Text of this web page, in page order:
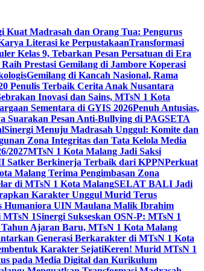
Kuat Madrasah dan Orang Tua: Pengurus
Literasi ke PerpustakaanTransformasi
Kelas 9, Tebarkan Pesan Persatuan di Era
Prestasi Gemilang di Jambore Koperasi
Gemilang di Kancah Nasional, Rama
Penulis Terbaik Cerita Anak Nusantara
Inovasi dan Sains, MTsN 1 Kota
Sementara di GYIS 2026Penuh Antusias,
Suarakan Pesan Anti-Bullying di PAGSETA
Sinergi Menuju Madrasah Unggul: Komite dan
Zona Integritas dan Tata Kelola Media
2027MTsN 1 Kota Malang Jadi Saksi
Satker Berkinerja Terbaik dari KPPNPerkuat
Malang Terima Pengimbasan Zona
di MTsN 1 Kota MalangSELAT BALI Jadi
Karakter Unggul Murid Terus
Humaniora UIN Maulana Malik Ibrahim
1Sinergi Sukseskan OSN-P: MTsN 1
Tahun Ajaran Baru, MTsN 1 Kota Malang
Generasi Berkarakter di MTsN 1 Kota
Karakter SejatiKeren! Murid MTsN 1
pada Media Digital dan Kurikulum